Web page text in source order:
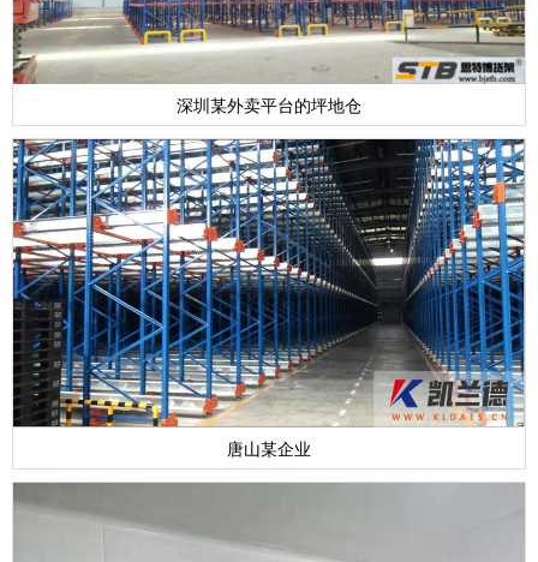
深圳某外卖平台的坪地仓
唐山某企业